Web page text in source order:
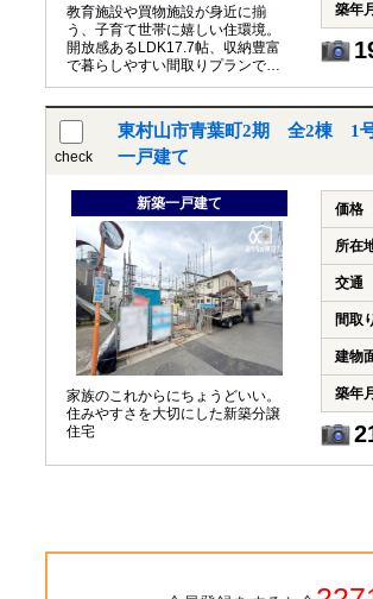
教育施設や買物施設が身近に揃
う、子育て世帯に嬉しい住環境。
開放感あるLDK17.7帖、収納豊富
で暮らしやすい間取りプランで
す。
築年月
check
東村山市青葉町2期 全2棟 1
一戸建て
新築一戸建て
家族のこれからにちょうどいい。
住みやすさを大切にした新築分譲
住宅
価格
所在
交通
間取
建物
築年月